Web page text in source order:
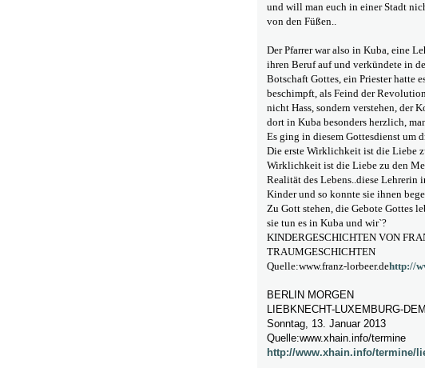
und will man euch in einer Stadt
von den Füßen..
Der Pfarrer war also in Kuba, eine
ihren Beruf auf und verkündete in
Botschaft Gottes, ein Priester hatte
beschimpft, als Feind der
nicht Hass, sondern verstehen, der
dort in Kuba besonders herzlich,
Es ging in diesem Gottesdienst um
Die erste Wirklichkeit ist die Liebe
Wirklichkeit ist die Liebe zu den
Realität des Lebens..diese Lehrerin
Kinder und so konnte sie ihnen
Zu Gott stehen, die Gebote Gottes
sie tun es in Kuba und wir`?
KINDERGESCHICHTEN VON
TRAUMGESCHICHTEN
Quelle:www.franz-lorbeer.dehttp://
BERLIN MORGEN
LIEBKNECHT-LUXEMBURG-
Sonntag, 13. Januar 2013
Quelle:www.xhain.info/termine
http://www.xhain.info/termine/